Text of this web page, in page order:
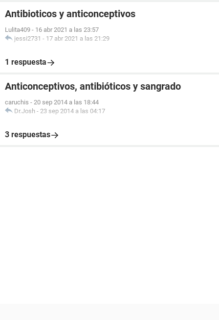
Antibioticos y anticonceptivos
Lulita409 - 16 abr 2021 a las 23:57
jessi2731 - 17 abr 2021 a las 21:29
1 respuesta
Anticonceptivos, antibióticos y sangrado
caruchis - 20 sep 2014 a las 18:44
Dr.Josh - 23 sep 2014 a las 04:17
3 respuestas